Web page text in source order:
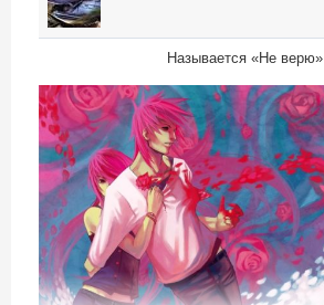
Называется «Не верю»